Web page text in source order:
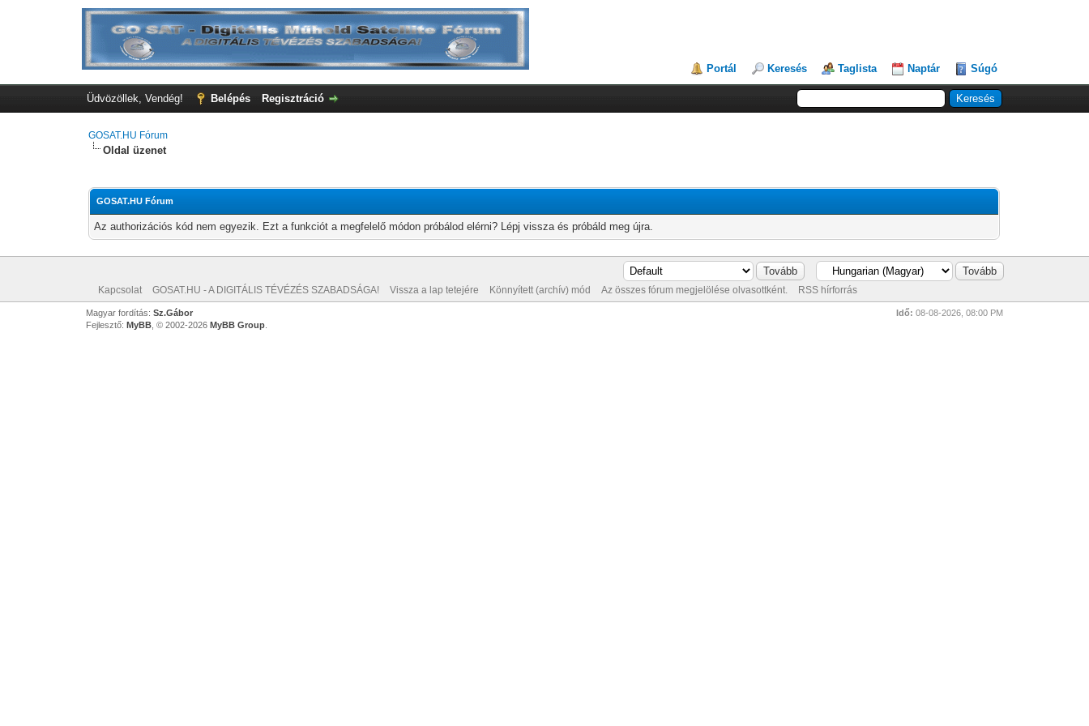
Portál Keresés Taglista Naptár Súgó
Üdvözöllek, Vendég! Belépés Regisztráció
GOSAT.HU Fórum
Oldal üzenet
GOSAT.HU Fórum
Az authorizációs kód nem egyezik. Ezt a funkciót a megfelelő módon próbálod elérni? Lépj vissza és próbáld meg újra.
Kapcsolat GOSAT.HU - A DIGITÁLIS TÉVÉZÉS SZABADSÁGA! Vissza a lap tetejére Könnyített (archív) mód Az összes fórum megjelölése olvasottként. RSS hírforrás
Idő: 08-08-2026, 08:00 PM
Magyar fordítás: Sz.Gábor
Fejlesztő: MyBB, © 2002-2026 MyBB Group.